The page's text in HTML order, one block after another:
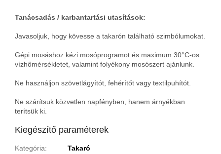
Tanácsadás / karbantartási utasítások:
Javasoljuk, hogy kövesse a takarón található szimbólumokat.
Gépi mosáshoz kézi mosóprogramot és maximum 30°C-os
vízhőmérsékletet, valamint folyékony mosószert ajánlunk.
Ne használjon szövetlágyítót, fehérítőt vagy textilpuhítót.
Ne szárítsuk közvetlen napfényben, hanem árnyékban
terítsük ki.
Kiegészítő paraméterek
Kategória:
Takaró